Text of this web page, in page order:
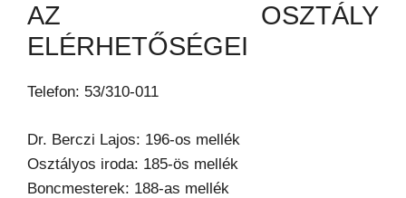
AZ OSZTÁLY
ELÉRHETŐSÉGEI
Telefon: 53/310-011
Dr. Berczi Lajos: 196-os mellék
Osztályos iroda: 185-ös mellék
Boncmesterek: 188-as mellék